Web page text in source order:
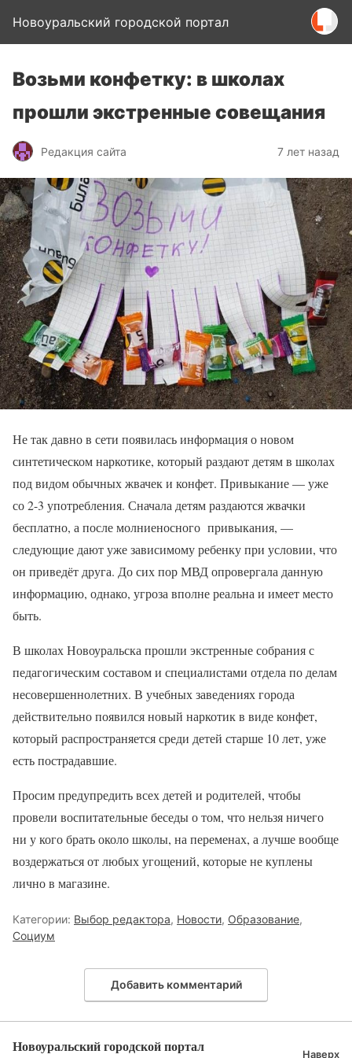
Новоуральский городской портал
Возьми конфетку: в школах
прошли экстренные совещания
Редакция сайта 7 лет назад
Не так давно в сети появилась информация о новом
синтетическом наркотике, который раздают детям в школах
под видом обычных жвачек и конфет. Привыкание — уже
со 2-3 употребления. Сначала детям раздаются жвачки
бесплатно, а после молниеносного привыкания, —
следующие дают уже зависимому ребенку при условии, что
он приведёт друга. До сих пор МВД опровергала данную
информацию, однако, угроза вполне реальна и имеет место
быть.
В школах Новоуральска прошли экстренные собрания с
педагогическим составом и специалистами отдела по делам
несовершеннолетних. В учебных заведениях города
действительно появился новый наркотик в виде конфет,
который распространяется среди детей старше 10 лет, уже
есть пострадавшие.
Просим предупредить всех детей и родителей, чтобы
провели воспитательные беседы о том, что нельзя ничего
ни у кого брать около школы, на переменах, а лучше вообще
воздержаться от любых угощений, которые не куплены
лично в магазине.
Категории: Выбор редактора, Новости, Образование,
Социум
Добавить комментарий
Новоуральский городской портал Наверх